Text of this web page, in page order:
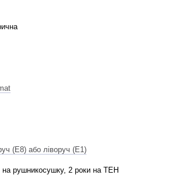
(E8) або ліворуч (E1)
на рушникосушку, 2 роки на ТЕН